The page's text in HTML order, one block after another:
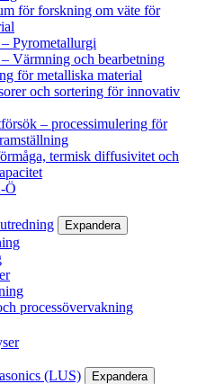
för forskning om väte för
Pyrometallurgi
Värmning och bearbetning
för metalliska material
och sortering för innovativ
– processimulering för
termisk diffusivitet och
Ö
Expandera
processövervakning
(LUS)
Expandera